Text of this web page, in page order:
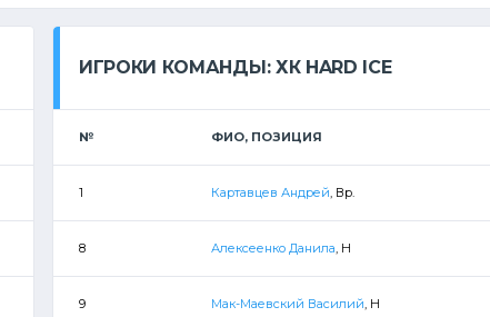
ИГРОКИ КОМАНДЫ: ХК HARD ICE
№ ФИО, ПОЗИЦИЯ
1 Картавцев Андрей, Вр.
8 Алексеенко Данила, Н
9 Мак-Маевский Василий, Н